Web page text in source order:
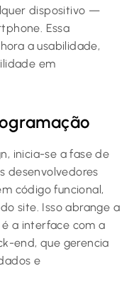
dispositivo —
Essa
a usabilidade,
em
inicia-se a fase de
desenvolvedores
código funcional,
site. Isso abrange a
a interface com a
end, que gerencia
e